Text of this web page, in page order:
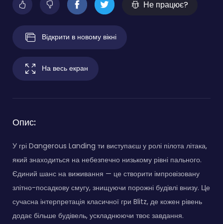
Не працює?
Відкрити в новому вікні
На весь екран
Опис:
У грі Dangerous Landing ти виступаєш у ролі пілота літака,
який знаходиться на небезпечно низькому рівні пального.
Єдиний шанс на виживання — це створити імпровізовану
злітно-посадкову смугу, знищуючи порожні будівлі внизу. Це
сучасна інтерпретація класичної гри Blitz, де кожен рівень
додає більше будівель, ускладнюючи твоє завдання.